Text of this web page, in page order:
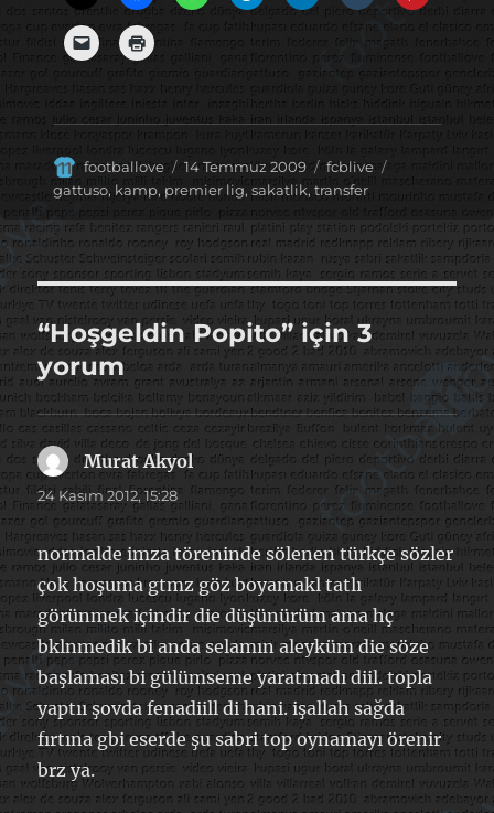
Yazar
footballove
Yayın
tarihi
14 Temmuz 2009 Kategoriler
fcblive
Etiketler
gattuso, kamp, premier lig, sakatlik, transfer
“Hoşgeldin Popito” için 3
yorum
Murat Akyoldedi
ki:
24 Kasım 2012, 15:28
normalde imza töreninde sölenen türkçe sözler
çok hoşuma gtmz göz boyamakl tatlı
görünmek içindir die düşünürüm ama hç
bklnmedik bi anda selamın aleyküm die söze
başlaması bi gülümseme yaratmadı diil. topla
yaptıı şovda fenadiill di hani. işallah sağda
fırtına gbi eserde şu sabri top oynamayı örenir
brz ya.